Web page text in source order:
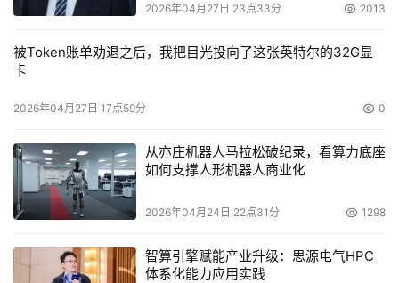
2026年04月27日 23点33分 2013
被Token账单劝退之后，我把目光投向了这张英特尔的32G显
卡
2026年04月27日 17点59分 0
从亦庄机器人马拉松破纪录，看算力底座
如何支撑人形机器人商业化
2026年04月24日 22点31分 1298
智算引擎赋能产业升级：思源电气HPC
体系化能力应用实践